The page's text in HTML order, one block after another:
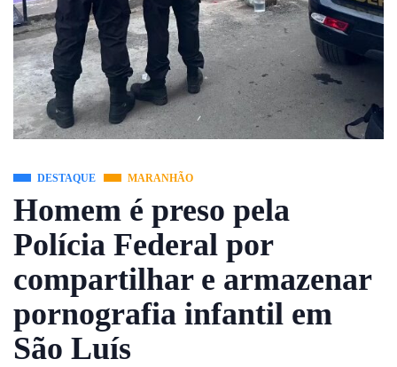
DESTAQUE MARANHÃO
Homem é preso pela
Polícia Federal por
compartilhar e armazenar
pornografia infantil em
São Luís